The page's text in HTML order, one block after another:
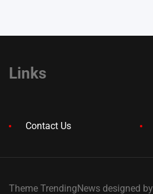
Links
Contact Us
Theme TrendingNews designed by